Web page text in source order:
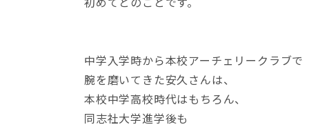
中学入学時から本校アーチェリークラブで
腕を磨いてきた安久さんは、
本校中学高校時代はもちろん、
同志社大学進学後も